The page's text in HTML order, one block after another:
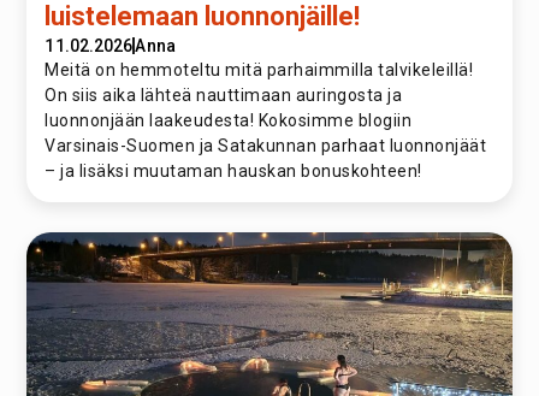
luistelemaan luonnonjäille!
11.02.2026Anna
Meitä on hemmoteltu mitä parhaimmilla talvikeleillä!
On siis aika lähteä nauttimaan auringosta ja
luonnonjään laakeudesta! Kokosimme blogiin
Varsinais-Suomen ja Satakunnan parhaat luonnonjäät
– ja lisäksi muutaman hauskan bonuskohteen!